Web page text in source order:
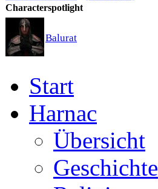
Characterspotlight
Balurat
Start
Harnac
Übersicht
Geschichte